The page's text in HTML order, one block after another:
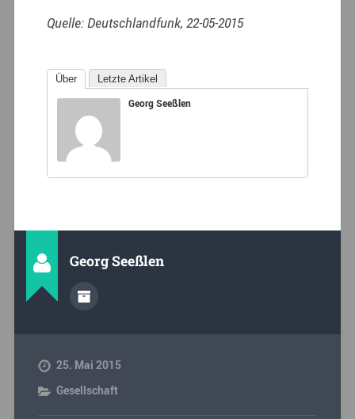
Quelle: Deutschlandfunk, 22-05-2015
Über Letzte Artikel
Georg Seeßlen
Georg Seeßlen
25. Mai 2015
Gesellschaft